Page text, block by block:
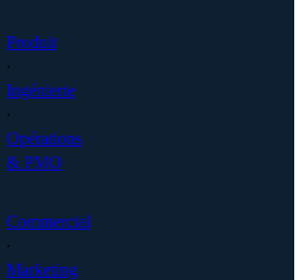
Produit
·
Ingénierie
·
Opérations
& PMO
Commercial
·
Marketing